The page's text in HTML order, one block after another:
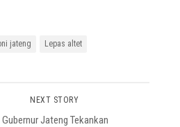
jateng Lepas altet
NEXT STORY
Gubernur Jateng Tekankan